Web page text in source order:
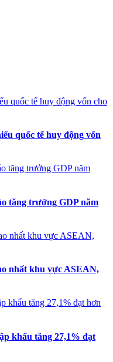
quốc tế huy động vốn
tăng trưởng GDP năm
nhất khu vực ASEAN,
khẩu tăng 27,1% đạt